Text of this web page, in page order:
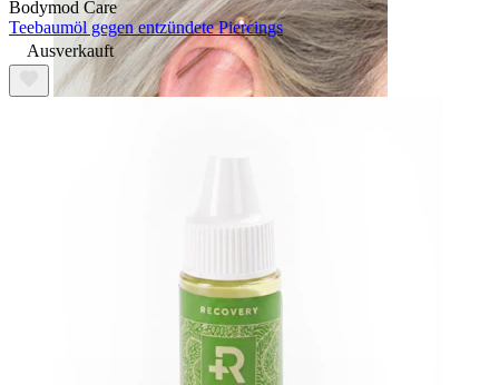
Bodymod Care
Teebaumöl gegen entzündete Piercings
Ausverkauft